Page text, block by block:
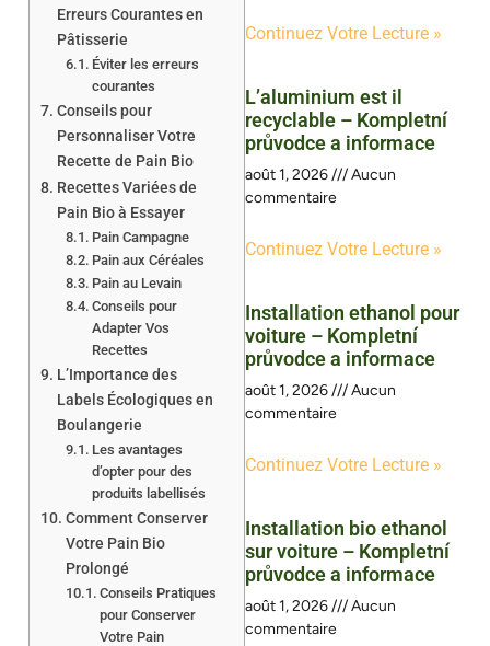
Erreurs Courantes en
Pâtisserie
Éviter les erreurs
courantes
Conseils pour
Personnaliser Votre
Recette de Pain Bio
Recettes Variées de
Pain Bio à Essayer
Pain Campagne
Pain aux Céréales
Pain au Levain
Conseils pour
Adapter Vos
Recettes
L’Importance des
Labels Écologiques en
Boulangerie
Les avantages
d’opter pour des
produits labellisés
Comment Conserver
Votre Pain Bio
Prolongé
Conseils Pratiques
pour Conserver
Votre Pain
Continuez Votre Lecture »
L’aluminium est il
recyclable – Kompletní
průvodce a informace
août 1, 2026
Aucun
commentaire
Continuez Votre Lecture »
Installation ethanol pour
voiture – Kompletní
průvodce a informace
août 1, 2026
Aucun
commentaire
Continuez Votre Lecture »
Installation bio ethanol
sur voiture – Kompletní
průvodce a informace
août 1, 2026
Aucun
commentaire